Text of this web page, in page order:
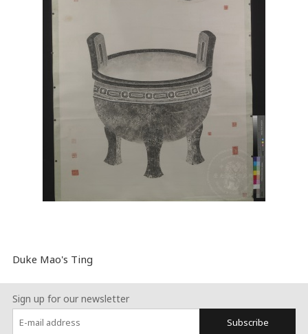
Duke Mao's Ting
Sign up for our newsletter
Subscribe